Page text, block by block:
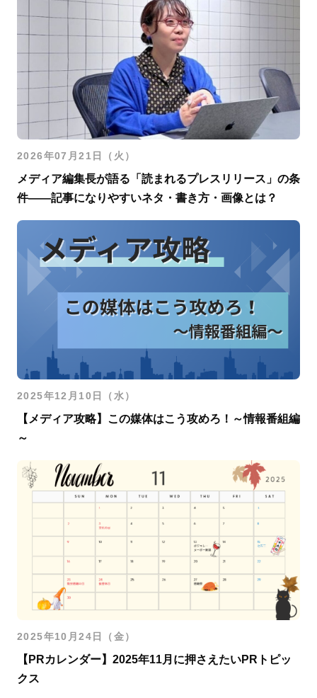
2026年07月21日（火）
メディア編集長が語る「読まれるプレスリリース」の条
件――記事になりやすいネタ・書き方・画像とは？
2025年12月10日（水）
【メディア攻略】この媒体はこう攻めろ！～情報番組編
～
2025年10月24日（金）
【PRカレンダー】2025年11月に押さえたいPRトピッ
クス